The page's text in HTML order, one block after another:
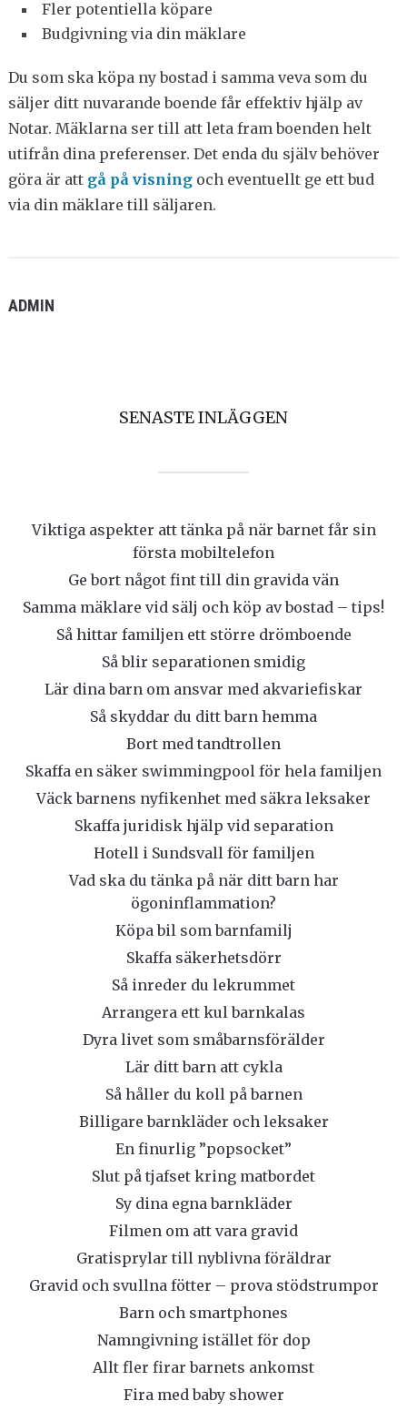
Fler potentiella köpare
Budgivning via din mäklare
Du som ska köpa ny bostad i samma veva som du
säljer ditt nuvarande boende får effektiv hjälp av
Notar. Mäklarna ser till att leta fram boenden helt
utifrån dina preferenser. Det enda du själv behöver
göra är att gå på visningoch eventuellt ge ett bud
via din mäklare till säljaren.
ADMIN
SENASTE INLÄGGEN
Viktiga aspekter att tänka på när barnet får sin
första mobiltelefon
Ge bort något fint till din gravida vän
Samma mäklare vid sälj och köp av bostad – tips!
Så hittar familjen ett större drömboende
Så blir separationen smidig
Lär dina barn om ansvar med akvariefiskar
Så skyddar du ditt barn hemma
Bort med tandtrollen
Skaffa en säker swimmingpool för hela familjen
Väck barnens nyfikenhet med säkra leksaker
Skaffa juridisk hjälp vid separation
Hotell i Sundsvall för familjen
Vad ska du tänka på när ditt barn har
ögoninflammation?
Köpa bil som barnfamilj
Skaffa säkerhetsdörr
Så inreder du lekrummet
Arrangera ett kul barnkalas
Dyra livet som småbarnsförälder
Lär ditt barn att cykla
Så håller du koll på barnen
Billigare barnkläder och leksaker
En finurlig ”popsocket”
Slut på tjafset kring matbordet
Sy dina egna barnkläder
Filmen om att vara gravid
Gratisprylar till nyblivna föräldrar
Gravid och svullna fötter – prova stödstrumpor
Barn och smartphones
Namngivning istället för dop
Allt fler firar barnets ankomst
Fira med baby shower